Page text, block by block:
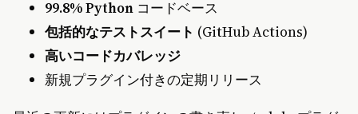
99.8% Python コードベース
包括的なテストスイート (GitHub Actions)
高いコードカバレッジ
新規プラグイン付きの定期リリース